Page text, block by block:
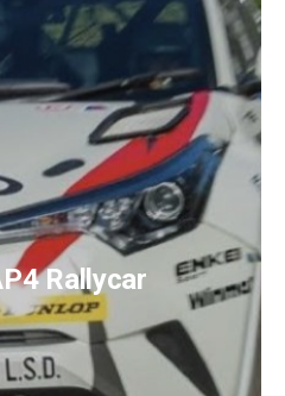
Rallycar